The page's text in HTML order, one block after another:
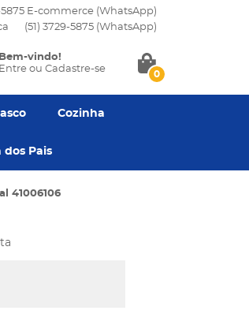
5875 E-commerce (WhatsApp)
(51) 3729-5875 (WhatsApp)
Bem-vindo!
Entreou Cadastre-se 0
Cozinha
dos Pais
41006106